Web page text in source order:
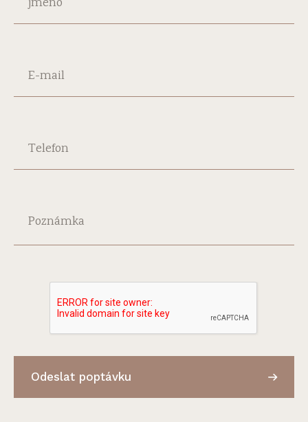
E-mail
Telefon
Poznámka
Odeslat poptávku